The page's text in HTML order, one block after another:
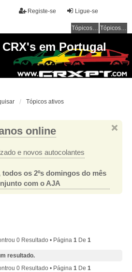
Ligue-se
Registe-se
Tópicos sem resposta Tópicos ativos
em Portugal
Tópicos ativos
online
e novos autocolantes
os 2ºs domingos do mês
com o AJA
0 Resultado • Página 1De 1
resultado.
0 Resultado • Página 1De 1